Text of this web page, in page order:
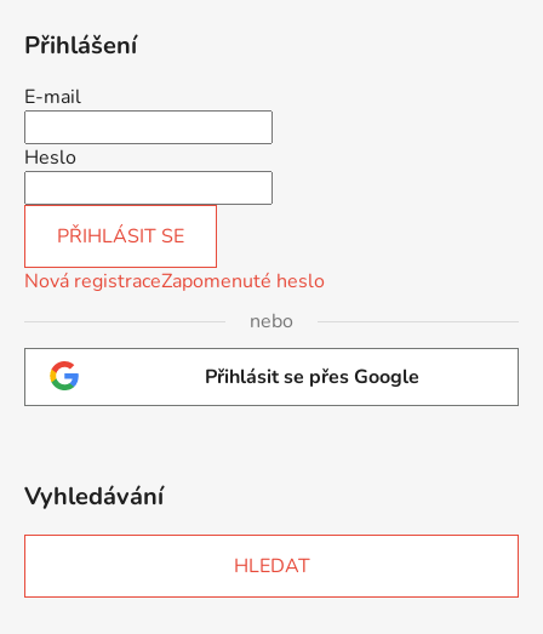
Přihlášení
E-mail
Heslo
PŘIHLÁSIT SE
Nová registraceZapomenuté heslo
nebo
Přihlásit se přes Google
Vyhledávání
HLEDAT